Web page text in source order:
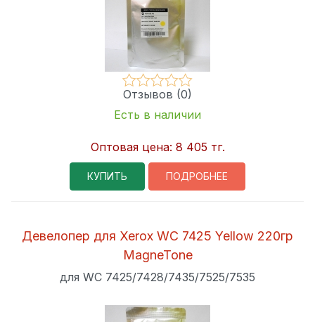
Отзывов (0)
Есть в наличии
Оптовая цена: 8 405 тг.
КУПИТЬ ПОДРОБНЕЕ
Девелопер для Xerox WC 7425 Yellow 220гр
MagneTone
для WC 7425/7428/7435/7525/7535